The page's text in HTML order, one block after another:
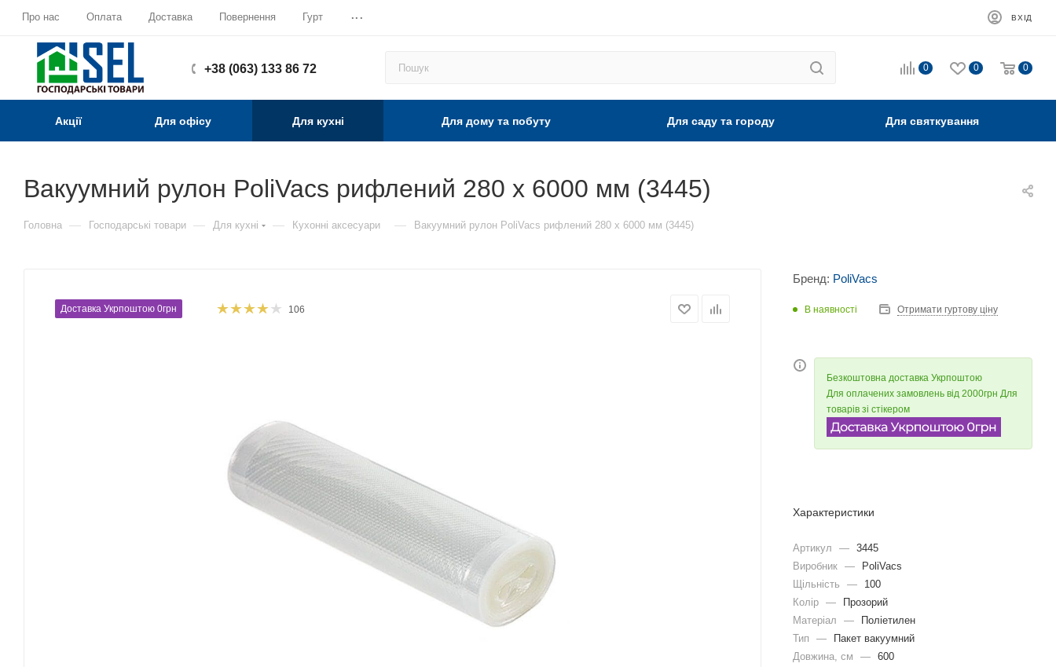
Про нас Оплата Доставка Повернення Гурт ... ВХІД
+38 (063) 133 86 72 0 0 0
Акції Для офісу Для кухні Для дому та побуту Для саду та городу Для святкування
Вакуумний рулон PoliVacs рифлений 280 x 6000 мм (3445)
Головна — Господарські товари — Для кухні — Кухонні аксесуари — Вакуумний рулон PoliVacs рифлений 280 x 6000 мм (3445)
Доставка Укрпоштою 0грн 106
Бренд: PoliVacs
В наявності Отримати гуртову ціну
Безкоштовна доставка Укрпоштою
Для оплачених замовлень від 2000грн Для
товарів зі стікером
Характеристики
Артикул — 3445
Виробник —
PoliVacs
Щільність
—
100
Колір —
Прозорий
Матеріал
—
Поліетилен
Тип
—
Пакет вакуумний
Довжина, cм
— 600